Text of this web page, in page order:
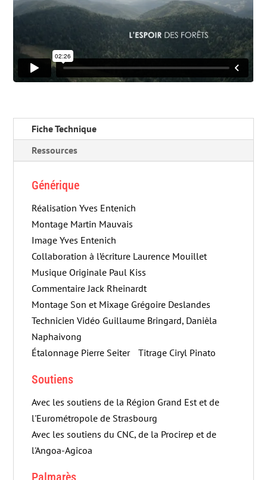
Fiche Technique
Ressources
Générique
Réalisation Yves Entenich
Montage Martin Mauvais
Image Yves Entenich
Collaboration à l’écriture Laurence Mouillet
Musique Originale Paul Kiss
Commentaire Jack Rheinardt
Montage Son et Mixage Grégoire Deslandes
Technicien Vidéo Guillaume Bringard, Danièla
Naphaivong
Étalonnage Pierre Seiter Titrage Ciryl Pinato
Soutiens
Avec les soutiens de la Région Grand Est et de
l'Eurométropole de Strasbourg
Avec les soutiens du CNC, de la Procirep et de
l'Angoa-Agicoa
Palmarès